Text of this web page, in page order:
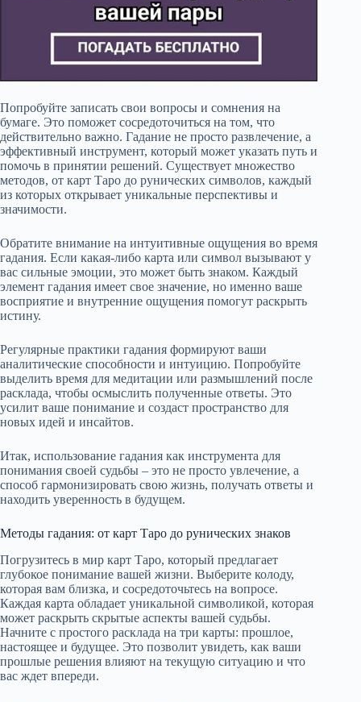
Попробуйте записать свои вопросы и сомнения на
бумаге. Это поможет сосредоточиться на том, что
действительно важно. Гадание не просто развлечение, а
эффективный инструмент, который может указать путь и
помочь в принятии решений. Существует множество
методов, от карт Таро до рунических символов, каждый
из которых открывает уникальные перспективы и
значимости.
Обратите внимание на интуитивные ощущения во время
гадания. Если какая-либо карта или символ вызывают у
вас сильные эмоции, это может быть знаком. Каждый
элемент гадания имеет свое значение, но именно ваше
восприятие и внутренние ощущения помогут раскрыть
истину.
Регулярные практики гадания формируют ваши
аналитические способности и интуицию. Попробуйте
выделить время для медитации или размышлений после
расклада, чтобы осмыслить полученные ответы. Это
усилит ваше понимание и создаст пространство для
новых идей и инсайтов.
Итак, использование гадания как инструмента для
понимания своей судьбы – это не просто увлечение, а
способ гармонизировать свою жизнь, получать ответы и
находить уверенность в будущем.
Методы гадания: от карт Таро до рунических знаков
Погрузитесь в мир карт Таро, который предлагает
глубокое понимание вашей жизни. Выберите колоду,
которая вам близка, и сосредоточьтесь на вопросе.
Каждая карта обладает уникальной символикой, которая
может раскрыть скрытые аспекты вашей судьбы.
Начните с простого расклада на три карты: прошлое,
настоящее и будущее. Это позволит увидеть, как ваши
прошлые решения влияют на текущую ситуацию и что
вас ждет впереди.